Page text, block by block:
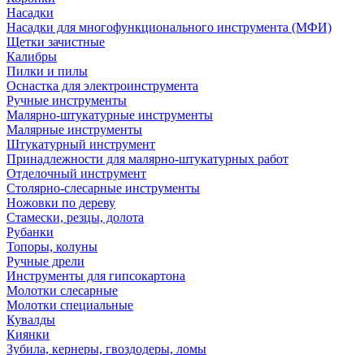
Насадки
Насадки для многофункционального инструмента (МФИ)
Щетки зачистные
Калибры
Пилки и пилы
Оснастка для электроинструмента
Ручные инструменты
Малярно-штукатурные инструменты
Малярные инструменты
Штукатурный инструмент
Принадлежности для малярно-штукатурных работ
Отделочный инструмент
Столярно-слесарные инструменты
Ножовки по дереву
Стамески, резцы, долота
Рубанки
Топоры, колуны
Ручные дрели
Инструменты для гипсокартона
Молотки слесарные
Молотки специальные
Кувалды
Киянки
Зубила, кернеры, гвоздодеры, ломы